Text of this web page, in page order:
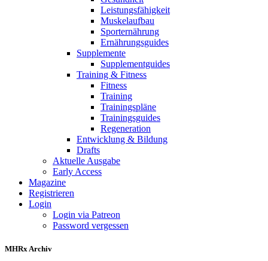
Leistungsfähigkeit
Muskelaufbau
Sporternährung
Ernährungsguides
Supplemente
Supplementguides
Training & Fitness
Fitness
Training
Trainingspläne
Trainingsguides
Regeneration
Entwicklung & Bildung
Drafts
Aktuelle Ausgabe
Early Access
Magazine
Registrieren
Login
Login via Patreon
Password vergessen
MHRx Archiv